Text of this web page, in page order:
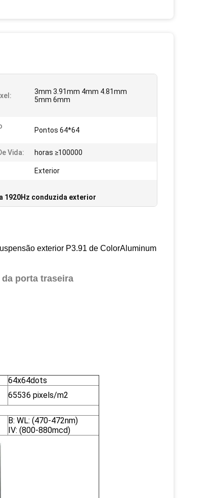
3mm 3.91mm 4mm 4.81mm
5mm 6mm
Pontos 64*64
Vida: horas ≥100000
Exterior
1920Hz conduzida exterior
exterior P3.91 de ColorAluminum
porta traseira
64x64dots
65536 pixels/m2
B: WL: (470-472nm)
IV: (800-880mcd)